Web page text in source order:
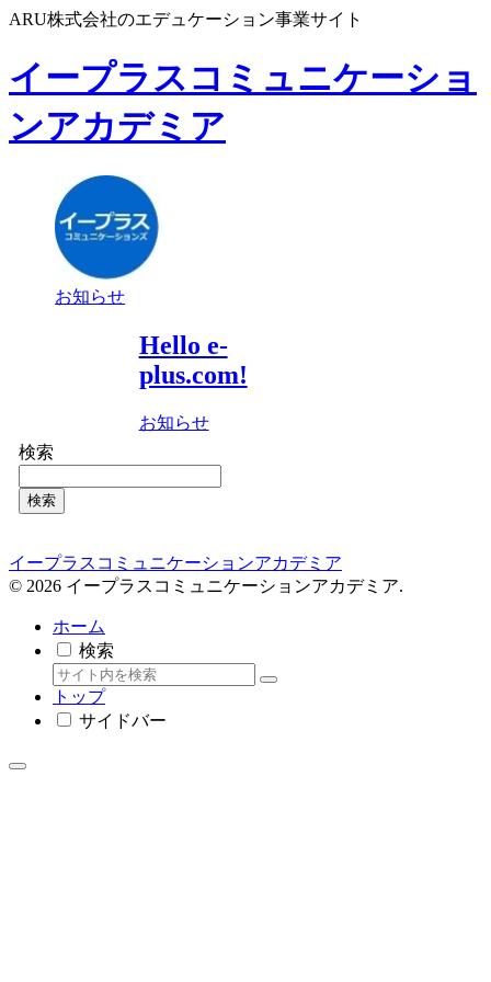
ARU株式会社のエデュケーション事業サイト
イープラスコミュニケーショ
ンアカデミア
お知らせ
Hello e-
plus.com!
お知らせ
検索
検索
イープラスコミュニケーションアカデミア
© 2026 イープラスコミュニケーションアカデミア.
ホーム
検索
トップ
サイドバー